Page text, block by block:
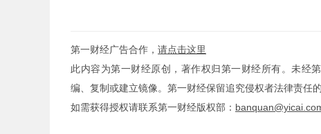
第一财经广告合作， 请点击这里
此内容为第一财经原创，著作权归第一财经所有。未经
编、复制或建立镜像。第一财经保留追究侵权者法律责任的
如需获得授权请联系第一财经版权部：